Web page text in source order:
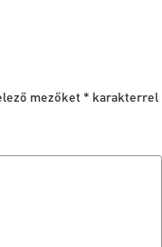
mezőket * karakterrel